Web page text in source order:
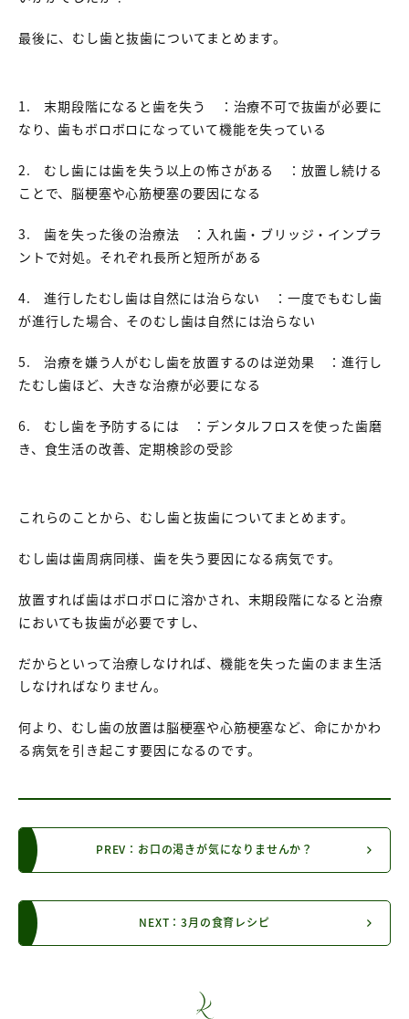
最後に、むし歯と抜歯についてまとめます。
1. 末期段階になると歯を失う ：治療不可で抜歯が必要に
なり、歯もボロボロになっていて機能を失っている
2. むし歯には歯を失う以上の怖さがある ：放置し続ける
ことで、脳梗塞や心筋梗塞の要因になる
3. 歯を失った後の治療法 ：入れ歯・ブリッジ・インプラ
ントで対処。それぞれ長所と短所がある
4. 進行したむし歯は自然には治らない ：一度でもむし歯
が進行した場合、そのむし歯は自然には治らない
5. 治療を嫌う人がむし歯を放置するのは逆効果 ：進行し
たむし歯ほど、大きな治療が必要になる
6. むし歯を予防するには ：デンタルフロスを使った歯磨
き、食生活の改善、定期検診の受診
これらのことから、むし歯と抜歯についてまとめます。
むし歯は歯周病同様、歯を失う要因になる病気です。
放置すれば歯はボロボロに溶かされ、末期段階になると治療
においても抜歯が必要ですし、
だからといって治療しなければ、機能を失った歯のまま生活
しなければなりません。
何より、むし歯の放置は脳梗塞や心筋梗塞など、命にかかわ
る病気を引き起こす要因になるのです。
PREV：お口の渇きが気になりませんか？
NEXT：3月の食育レシピ